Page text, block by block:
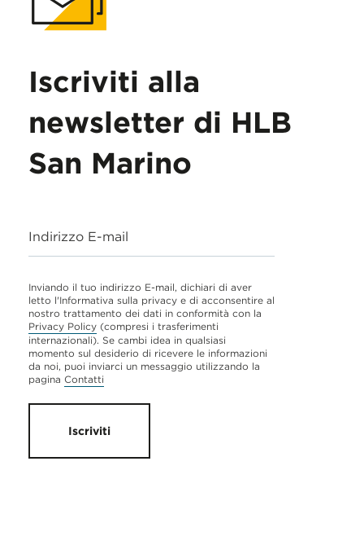
Iscriviti alla
newsletter di HLB
San Marino
Indirizzo E-mail
Inviando il tuo indirizzo E-mail, dichiari di aver
letto l'Informativa sulla privacy e di acconsentire al
nostro trattamento dei dati in conformità con la
Privacy Policy (compresi i trasferimenti
internazionali). Se cambi idea in qualsiasi
momento sul desiderio di ricevere le informazioni
da noi, puoi inviarci un messaggio utilizzando la
pagina Contatti
Iscriviti